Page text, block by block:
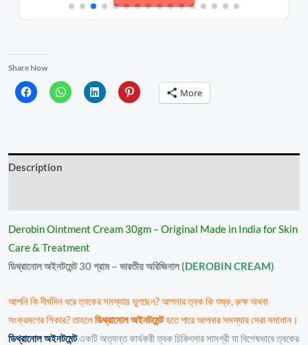
Share Now
More
Description
Derobin Ointment Cream 30gm – Original Made in India for Skin
Care & Treatment
ডিথ্রানোল অইনটমেন্ট 30 গ্রাম – ভারতীয় অরিজিনাল(DEROBIN CREAM)
আপনি কি দীর্ঘদিন ধরে ত্বকের সমস্যায় ভুগছেন? আপনার ত্বক কি শুষ্ক, রুক্ষ অথবা
সংক্রমণের শিকার? তাহলেডিথ্রানোল অইনটমেন্টহতে পারে আপনার সমস্যার সেরা সমাধান।
ডিথ্রানোল অইনটমেন্টএকটি অত্যন্ত কার্যকরী ত্বক চিকিৎসার সামগ্রী যা বিশেষভাবে ত্বকের